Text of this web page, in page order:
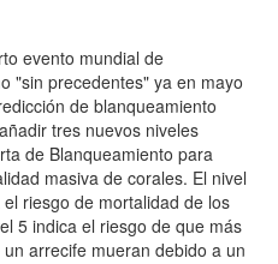
evento mundial de
"sin precedentes" ya en mayo
de blanqueamiento
tres nuevos niveles
de Blanqueamiento para
masiva de corales. El nivel
riesgo de mortalidad de los
5 indica el riesgo de que más
arrecife mueran debido a un